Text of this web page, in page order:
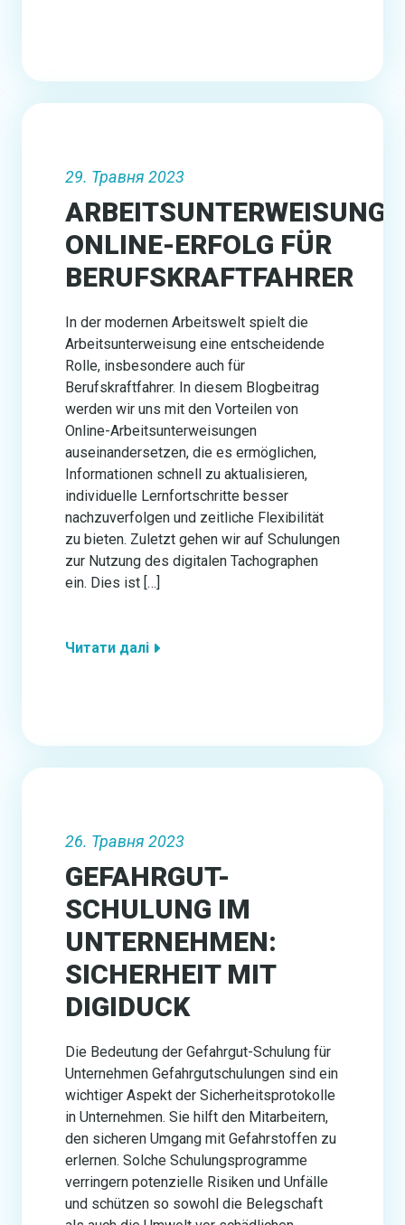
29. Травня 2023
ARBEITSUNTERWEISUNG:
ONLINE-ERFOLG FÜR
BERUFSKRAFTFAHRER
In der modernen Arbeitswelt spielt die
Arbeitsunterweisung eine entscheidende
Rolle, insbesondere auch für
Berufskraftfahrer. In diesem Blogbeitrag
werden wir uns mit den Vorteilen von
Online-Arbeitsunterweisungen
auseinandersetzen, die es ermöglichen,
Informationen schnell zu aktualisieren,
individuelle Lernfortschritte besser
nachzuverfolgen und zeitliche Flexibilität
zu bieten. Zuletzt gehen wir auf Schulungen
zur Nutzung des digitalen Tachographen
ein. Dies ist […]
Читати далі
26. Травня 2023
GEFAHRGUT-
SCHULUNG IM
UNTERNEHMEN:
SICHERHEIT MIT
DIGIDUCK
Die Bedeutung der Gefahrgut-Schulung für
Unternehmen Gefahrgutschulunge­n sind ein
wichtiger Aspekt de­r Sicherheitsprotokolle
in Unternehmen. Sie hilft den Mitarbeitern,
den sicheren Umgang mit Gefahrstoffen zu
erlernen. Solche Schulungsprogramme
verringern potenzielle Risiken und Unfälle
und schützen so sowohl die Belegschaft